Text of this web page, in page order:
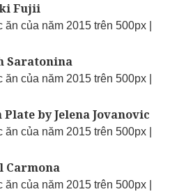
Fujii
Saratonina
by Jelena Jovanovic
Carmona